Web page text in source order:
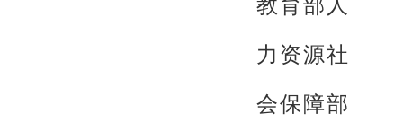
教育部人
力资源社
会保障部